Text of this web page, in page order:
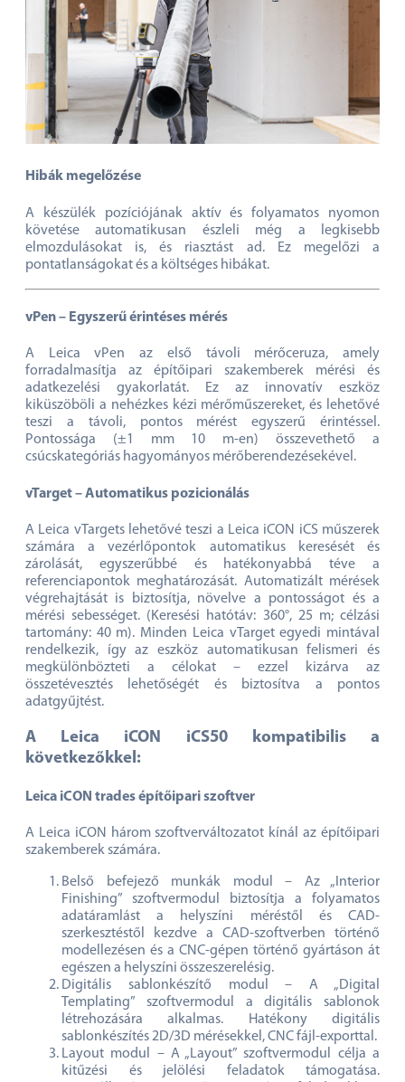
Hibák megelőzése
A készülék pozíciójának aktív és folyamatos nyomon
pontatlanságokat és a költséges hibákat.
vPen – Egyszerű érintéses mérés
A Leica vPen az első távoli mérőceruza, amely
forradalmasítja az építőipari szakemberek mérési és
adatkezelési gyakorlatát. Ez az innovatív eszköz
kiküszöböli a nehézkes kézi mérőműszereket, és lehetővé
Pontossága (±1 mm 10 m-en) összevethető a
vTarget – Automatikus pozicionálás
A Leica vTargets lehetővé teszi a Leica iCON iCS műszerek
számára a vezérlőpontok automatikus keresését és
zárolását, egyszerűbbé és hatékonyabbá téve a
referenciapontok meghatározását. Automatizált mérések
végrehajtását is biztosítja, növelve a pontosságot és a
mérési sebességet. (Keresési hatótáv: 360°, 25 m; célzási
tartomány: 40 m). Minden Leica vTarget egyedi mintával
rendelkezik, így az eszköz automatikusan felismeri és
összetévesztés lehetőségét és biztosítva a pontos
adatgyűjtést.
A Leica iCON iCS50 kompatibilis a
Leica iCON trades építőipari szoftver
A Leica iCON három szoftverváltozatot kínál az építőipari
szakemberek számára.
Belső befejező munkák modul – Az „Interior
Finishing” szoftvermodul biztosítja a folyamatos
adatáramlást a helyszíni méréstől és CAD-
szerkesztéstől kezdve a CAD-szoftverben történő
modellezésen és a CNC-gépen történő gyártáson át
egészen a helyszíni összeszerelésig.
Digitális sablonkészítő modul – A „Digital
Templating” szoftvermodul a digitális sablonok
létrehozására alkalmas. Hatékony digitális